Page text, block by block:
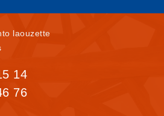
laouzette
14
76